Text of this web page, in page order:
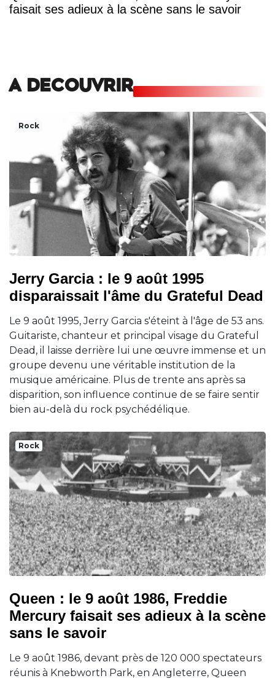
faisait ses adieux à la scène sans le savoir
A DECOUVRIR
Rock
Jerry Garcia : le 9 août 1995
disparaissait l'âme du Grateful Dead
Le 9 août 1995, Jerry Garcia s'éteint à l'âge de 53 ans.
Guitariste, chanteur et principal visage du Grateful
Dead, il laisse derrière lui une œuvre immense et un
groupe devenu une véritable institution de la
musique américaine. Plus de trente ans après sa
disparition, son influence continue de se faire sentir
bien au-delà du rock psychédélique.
Rock
Queen : le 9 août 1986, Freddie
Mercury faisait ses adieux à la scène
sans le savoir
Le 9 août 1986, devant près de 120 000 spectateurs
réunis à Knebworth Park, en Angleterre, Queen